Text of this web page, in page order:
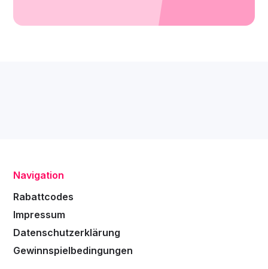
Navigation
Rabattcodes
Impressum
Datenschutzerklärung
Gewinnspielbedingungen